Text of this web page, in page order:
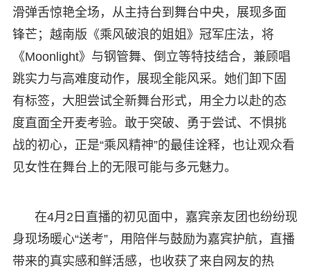
滑弹舌惊艳全场，从主持台到舞台中央，展现多面
锋芒；越南版《乘风破浪的姐姐》冠军庄法，将
《Moonlight》与钢管舞、倒立等特技结合，兼顾唱
跳实力与高难度动作，展现全能风采。她们卸下固
有标签，大胆尝试全新舞台形式，用全力以赴的态
度直面全开麦考验。敢于突破、勇于尝试、不惧挑
战的初心，正是“乘风精神”的最佳诠释，也让观众看
见女性在舞台上的无限可能与多元魅力。
在4月2日直播的初见面中，嘉宾亲友团也纷纷现
身现场暖心“送考”，用陪伴与鼓励为嘉宾护航，直播
带来的真实感和鲜活感，也收获了来自网友的热